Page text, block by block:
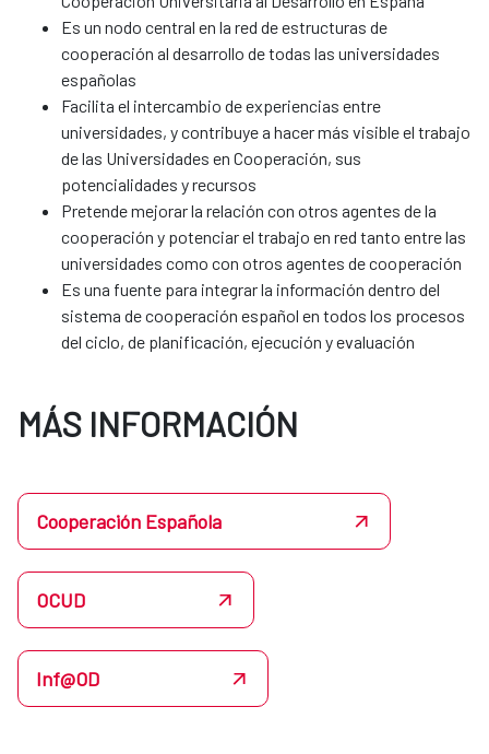
Es un nodo central en la red de estructuras de
cooperación al desarrollo de todas las universidades
españolas
Facilita el intercambio de experiencias entre
universidades, y contribuye a hacer más visible el trabajo
de las Universidades en Cooperación, sus
potencialidades y recursos
Pretende mejorar la relación con otros agentes de la
cooperación y potenciar el trabajo en red tanto entre las
universidades como con otros agentes de cooperación
Es una fuente para integrar la información dentro del
sistema de cooperación español en todos los procesos
del ciclo, de planificación, ejecución y evaluación
MÁS INFORMACIÓN
Cooperación Española
OCUD
Inf@OD